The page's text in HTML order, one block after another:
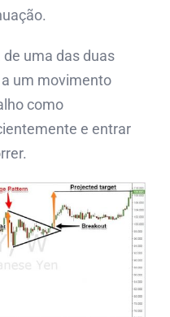
uma das duas
um movimento
como
e entrar